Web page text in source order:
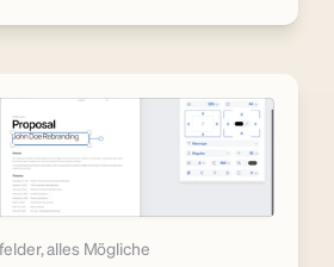
alles Mögliche